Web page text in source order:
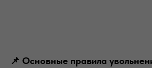
📌 Основные правила